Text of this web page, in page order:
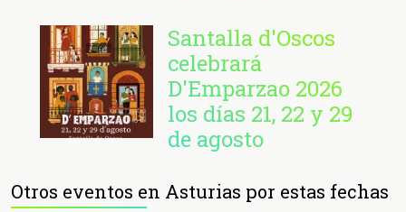
Santalla d'Oscos
celebrará
D'Emparzao 2026
los días 21, 22 y 29
de agosto
Otros eventos en Asturias por estas fechas